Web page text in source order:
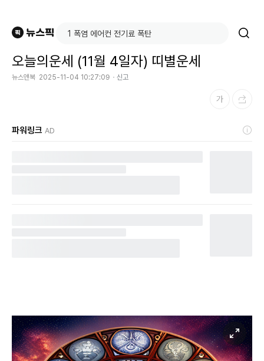
오늘의운세 (11월 4일자) 띠별운세
뉴스앤북 2025-11-04 10:27:09 신고
파워링크 AD